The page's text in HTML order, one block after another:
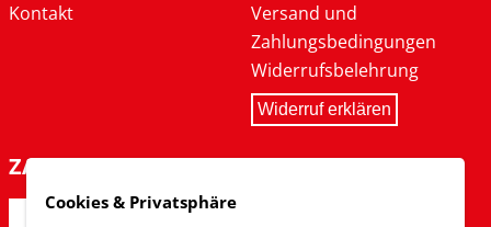
Kontakt
Versand und
Zahlungsbedingungen
Widerrufsbelehrung
Widerruf erklären
ZAHLARTEN
Cookies & Privatsphäre